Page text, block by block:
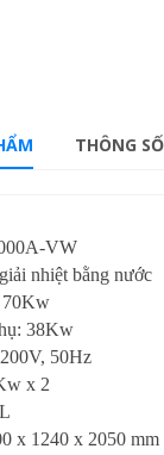
THÔNG
VW
nhiệt bằng nước
70Kw
38Kw
50Hz
x 2
x 1240 x 2050 mm